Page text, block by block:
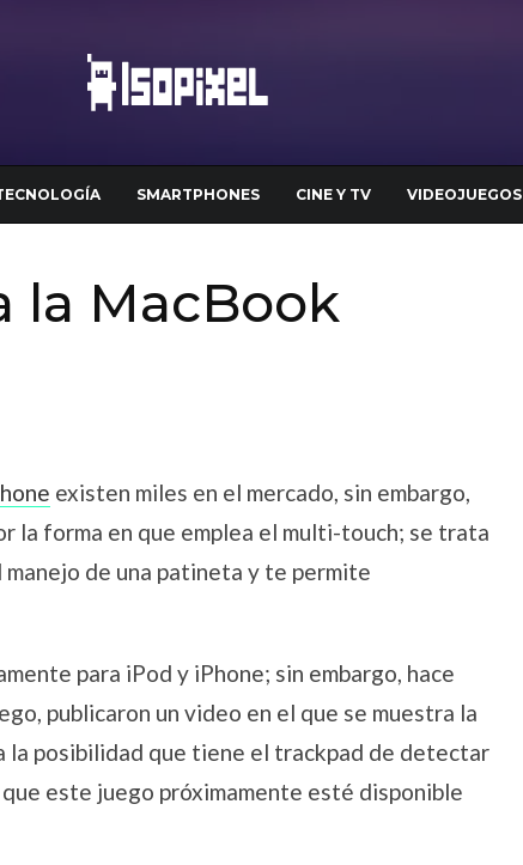
SMARTPHONES CINE Y TV VIDEOJUEGOS
la MacBook
existen miles en el mercado, sin embargo,
la forma en que emplea el multi-touch; se trata
manejo de una patineta y te permite
para iPod y iPhone; sin embargo, hace
publicaron un video en el que se muestra la
la posibilidad que tiene el trackpad de detectar
este juego próximamente esté disponible